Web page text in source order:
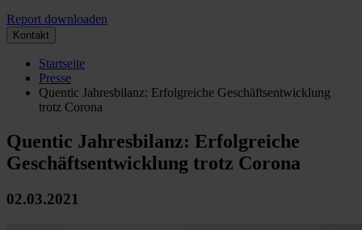
Report downloaden
Kontakt
Startseite
Presse
Quentic Jahresbilanz: Erfolgreiche Geschäftsentwicklung
trotz Corona
Quentic Jahresbilanz: Erfolgreiche
Geschäftsentwicklung trotz Corona
02.03.2021